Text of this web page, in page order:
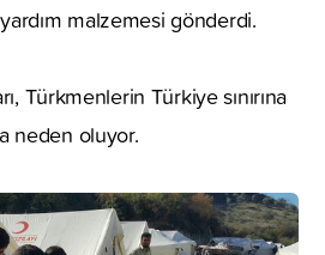
malzemesi gönderdi.
Türkmenlerin Türkiye sınırına
neden oluyor.